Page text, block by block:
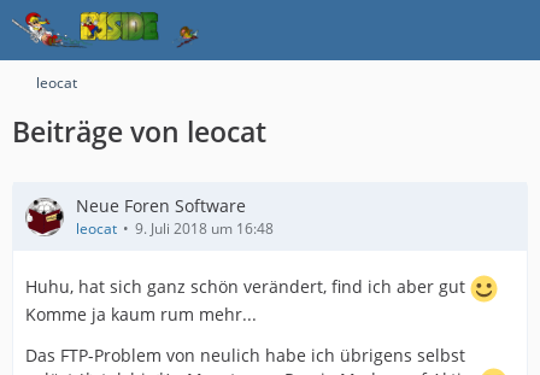
leocat
Beiträge von leocat
Neue Foren Software
leocat 9. Juli 2018 um 16:48
Huhu, hat sich ganz schön verändert, find ich aber gut
Komme ja kaum rum mehr...
Das FTP-Problem von neulich habe ich übrigens selbst